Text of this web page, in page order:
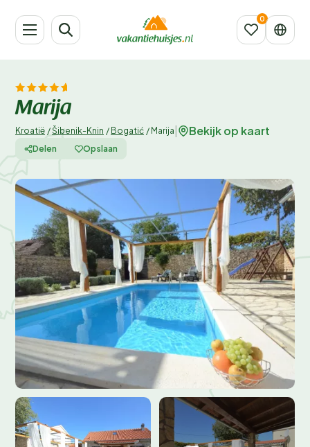
Marija
Kroatië / Šibenik-Knin / Bogatić / Marija Bekijk op kaart
Delen Opslaan